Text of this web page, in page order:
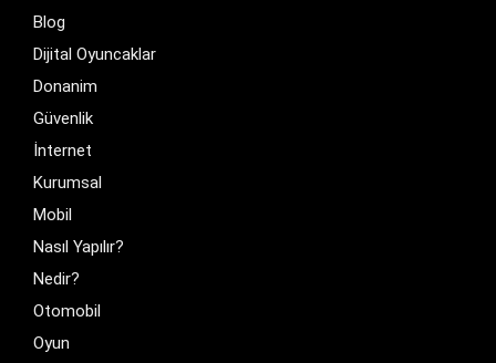
Blog
Dijital Oyuncaklar
Donanim
Güvenlik
İnternet
Kurumsal
Mobil
Nasıl Yapılır?
Nedir?
Otomobil
Oyun